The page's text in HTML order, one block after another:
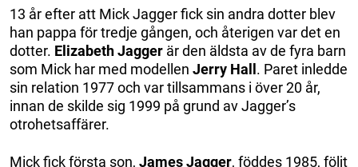
13 år efter att Mick Jagger fick sin andra dotter blev
han pappa för tredje gången, och återigen var det en
dotter. Elizabeth Jagger är den äldsta av de fyra barn
som Mick har med modellen Jerry Hall . Paret inledde
sin relation 1977 och var tillsammans i över 20 år,
innan de skilde sig 1999 på grund av Jagger’s
otrohetsaffärer.
Mick fick första son, James Jagger, föddes 1985, följt